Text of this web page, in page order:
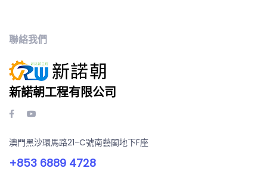
聯絡我們
新諾朝工程有限公司
澳門黑沙環馬路21-C號南藝閣地下F座
+853 6889 4728